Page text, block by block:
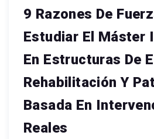
9 Razones De
Estudiar El Máster
En Estructuras De
Rehabilitación Y
Basada En
Reales